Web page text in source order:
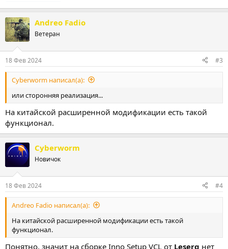
Andreo Fadio
Ветеран
18 Фев 2024 #3
Cyberworm написал(а):
или сторонняя реализация...
На китайской расширенной модификации есть такой
функционал.
Cyberworm
Новичок
18 Фев 2024 #4
Andreo Fadio написал(а):
На китайской расширенной модификации есть такой
функционал.
Понятно, значит на сборке Inno Setup VCL от Leserg нет